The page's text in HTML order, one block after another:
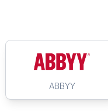
ABBYY